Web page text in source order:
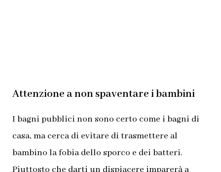
Attenzione a non spaventare i bambini
I bagni pubblici non sono certo come i bagni di
casa, ma cerca di evitare di trasmettere al
bambino la fobia dello sporco e dei batteri.
Piuttosto che darti un dispiacere imparerà a